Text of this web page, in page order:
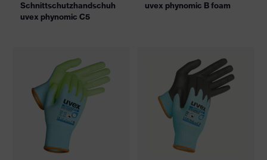
Schnittschutzhandschuh
uvex phynomic C5
uvex phynomic B foam